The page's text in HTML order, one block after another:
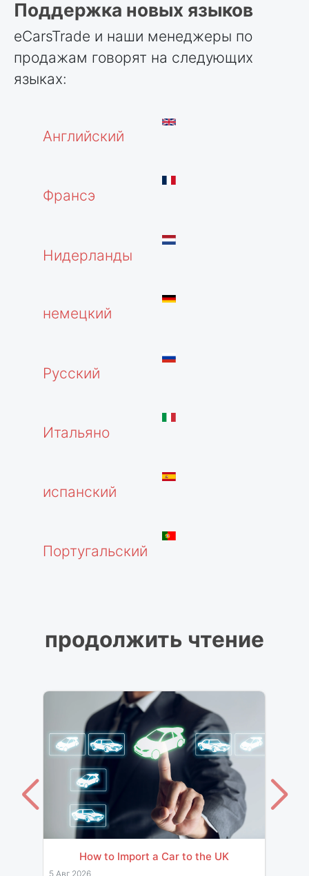
Поддержка новых языков
eCarsTrade и наши менеджеры по
продажам говорят на следующих
языках:
Английский
Франсэ
Нидерланды
немецкий
Русский
Итальяно
испанский
Португальский
продолжить чтение
How to Import a Car to the UK
5 Авг 2026